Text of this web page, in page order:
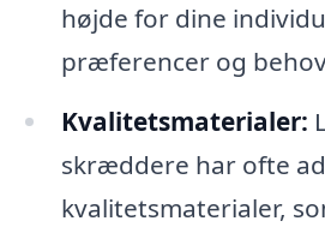
højde for dine
præferencer og
Kvalitetsmaterialer:
skræddere har ofte
kvalitetsmaterialer,